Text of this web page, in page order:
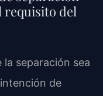
requisito del
la separación sea
de